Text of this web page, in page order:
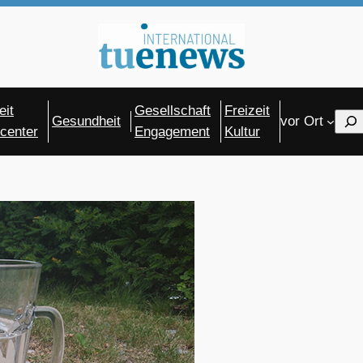
Gesundheit
Gesellschaft
Engagement
Freizeit
Kultur
vor Ort